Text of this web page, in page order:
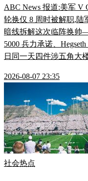
ABC News 报道:美军 V
轮换仅 8 周时被解职,陆
暗线拆解这次临阵换
5000 兵力承诺、
日同一天四件涉五角大
2026-08-07 23:35
社会热点